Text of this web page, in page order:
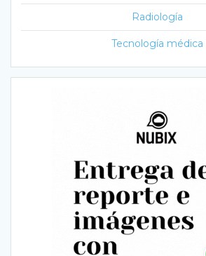
Radiología
Tecnología médica